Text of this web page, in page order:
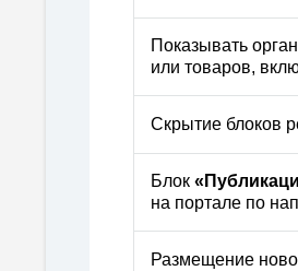
Показывать
или товаров,
Скрытие блоков
Блок
на портале по
Размещение